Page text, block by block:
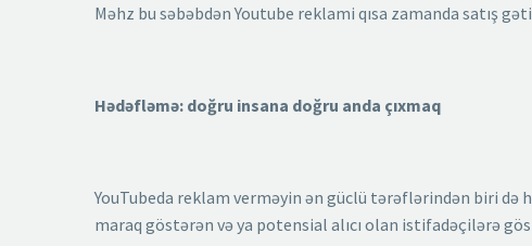
Məhz bu səbəbdən Youtube reklami qısa zamanda satış
Hədəfləmə: doğru insana doğru anda çıxmaq
YouTubeda reklam verməyin ən güclü tərəflərindən biri də
maraq göstərən və ya potensial alıcı olan istifadəçilərə